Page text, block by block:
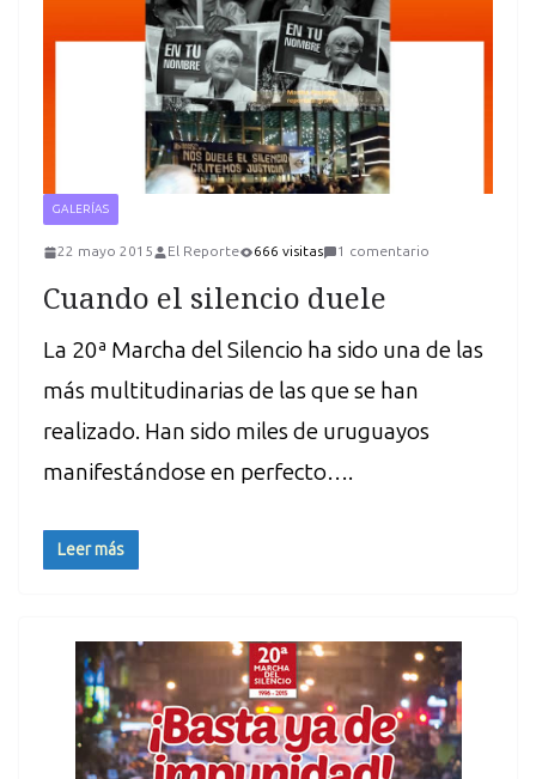
GALERÍAS
22 mayo 2015 El Reporte 666 visitas 1 comentario
Cuando el silencio duele
La 20ª Marcha del Silencio ha sido una de las
más multitudinarias de las que se han
realizado. Han sido miles de uruguayos
manifestándose en perfecto….
Leer más